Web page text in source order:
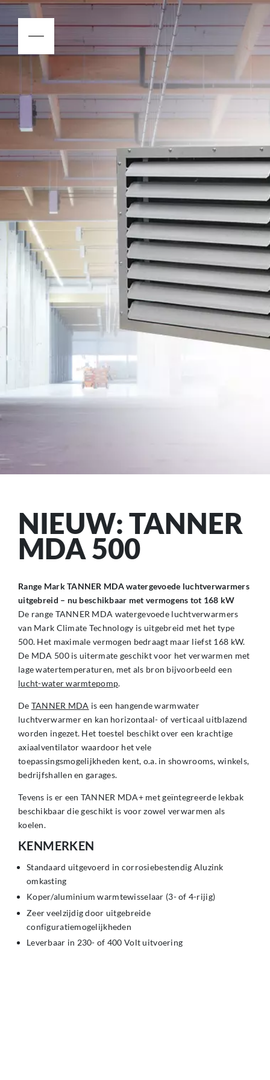
NIEUW: TANNER
MDA 500
Range Mark TANNER MDA watergevoede luchtverwarmers
uitgebreid – nu beschikbaar met vermogens tot 168 kW
De range TANNER MDA watergevoede luchtverwarmers
van Mark Climate Technology is uitgebreid met het type
500. Het maximale vermogen bedraagt maar liefst 168 kW.
De MDA 500 is uitermate geschikt voor het verwarmen met
lage watertemperaturen, met als bron bijvoorbeeld een
lucht-water warmtepomp.
De TANNER MDA is een hangende warmwater
luchtverwarmer en kan horizontaal- of verticaal uitblazend
worden ingezet. Het toestel beschikt over een krachtige
axiaalventilator waardoor het vele
toepassingsmogelijkheden kent, o.a. in showrooms, winkels,
bedrijfshallen en garages.
Tevens is er een TANNER MDA+ met geïntegreerde lekbak
beschikbaar die geschikt is voor zowel verwarmen als
koelen.
KENMERKEN
Standaard uitgevoerd in corrosiebestendig Aluzink
omkasting
Koper/aluminium warmtewisselaar (3- of 4-rijig)
Zeer veelzijdig door uitgebreide
configuratiemogelijkheden
Leverbaar in 230- of 400 Volt uitvoering